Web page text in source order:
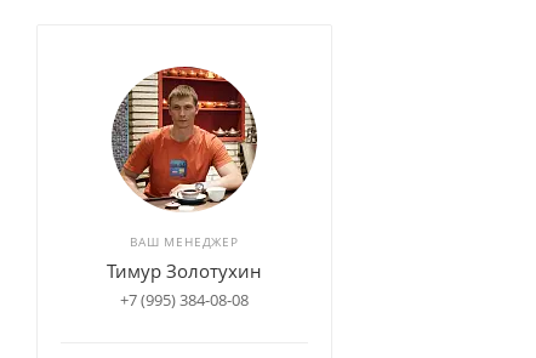
ВАШ МЕНЕДЖЕР
Тимур Золотухин
+7 (995) 384-08-08